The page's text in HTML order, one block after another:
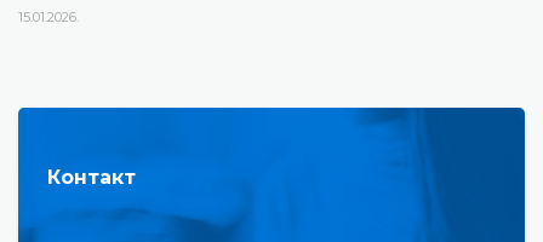
15.01.2026.
Контакт